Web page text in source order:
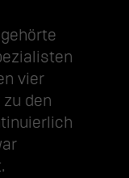
vier
zu den